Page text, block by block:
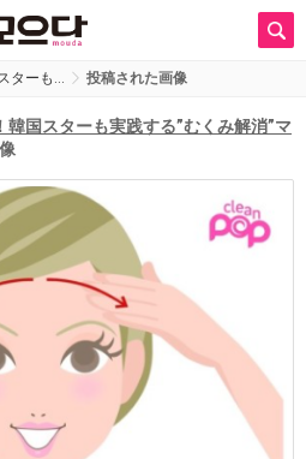
ターも… 投稿された画像
韓国スターも実践する”むくみ解消”マ